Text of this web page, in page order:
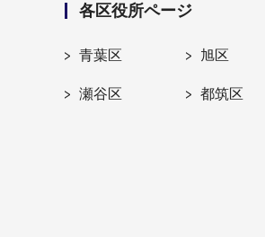
各区役所ページ
青葉区 旭区
瀬谷区 都筑区